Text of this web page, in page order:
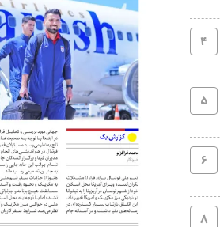
۴
۵
۶
۸